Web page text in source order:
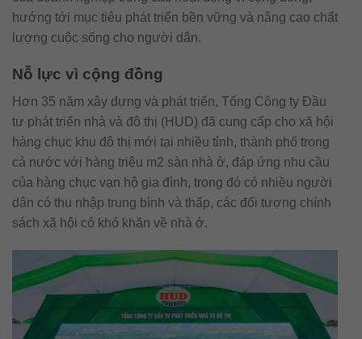
hướng tới mục tiêu phát triển bền vững và nâng cao chất
lượng cuộc sống cho người dân.
Nỗ lực vì cộng đồng
Hơn 35 năm xây dựng và phát triển, Tổng Công ty Đầu
tư phát triển nhà và đô thị (HUD) đã cung cấp cho xã hội
hàng chục khu đô thị mới tại nhiều tỉnh, thành phố trong
cả nước với hàng triệu m2 sàn nhà ở, đáp ứng nhu cầu
của hàng chục vạn hộ gia đình, trong đó có nhiều người
dân có thu nhập trung bình và thấp, các đối tượng chính
sách xã hội có khó khăn về nhà ở.